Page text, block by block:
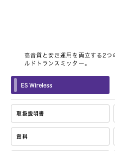
高音質と安定運用を両立する2つ
ルドトランスミッター。
ES Wireless
取扱説明書
資料